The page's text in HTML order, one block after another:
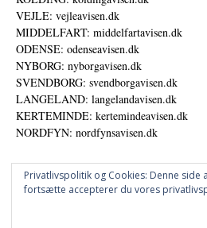
VEJLE: vejleavisen.dk
MIDDELFART: middelfartavisen.dk
ODENSE: odenseavisen.dk
NYBORG: nyborgavisen.dk
SVENDBORG: svendborgavisen.dk
LANGELAND: langelandavisen.dk
KERTEMINDE: kertemindeavisen.dk
NORDFYN: nordfynsavisen.dk
Privatlivspolitik og Cookies: Denne side
fortsætte accepterer du vores